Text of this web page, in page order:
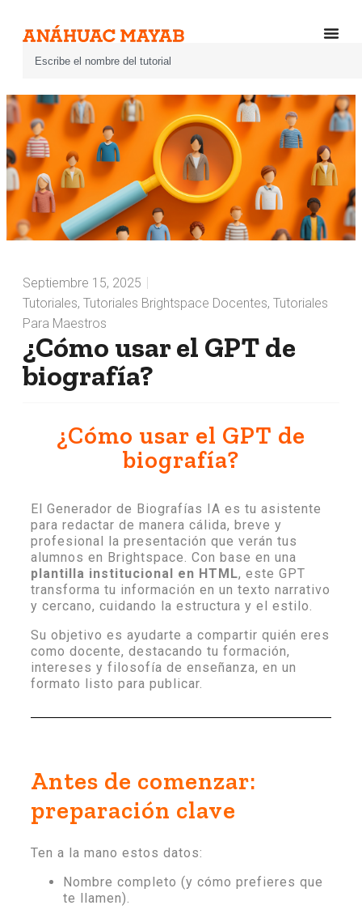
Septiembre 15, 2025
Tutoriales, Tutoriales Brightspace Docentes, Tutoriales
Para Maestros
¿Cómo usar el GPT de
biografía?
¿Cómo usar el GPT de
biografía?
El Generador de Biografías IA es tu asistente
para redactar de manera cálida, breve y
profesional la presentación que verán tus
alumnos en Brightspace. Con base en una
plantilla institucional en HTML, este GPT
transforma tu información en un texto narrativo
y cercano, cuidando la estructura y el estilo.
Su objetivo es ayudarte a compartir quién eres
como docente, destacando tu formación,
intereses y filosofía de enseñanza, en un
formato listo para publicar.
Antes de comenzar:
preparación clave
Ten a la mano estos datos:
Nombre completo (y cómo prefieres que
te llamen).